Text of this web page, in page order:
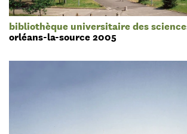
bibliothèque universitaire des
orléans-la-source 2005